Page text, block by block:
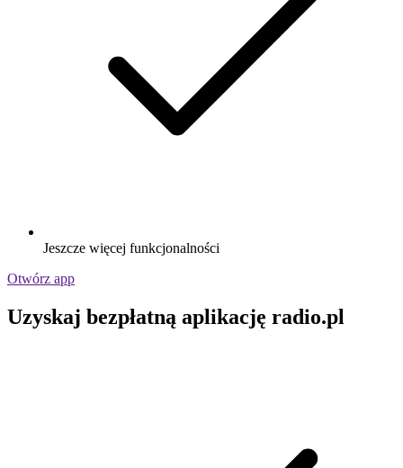
Jeszcze więcej funkcjonalności
Otwórz app
Uzyskaj bezpłatną aplikację radio.pl